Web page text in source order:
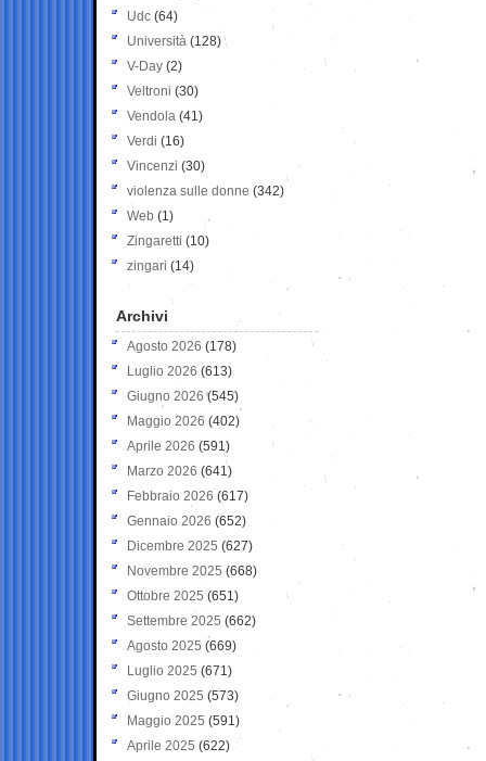
Udc (64)
Università (128)
V-Day (2)
Veltroni (30)
Vendola (41)
Verdi (16)
Vincenzi (30)
violenza sulle donne (342)
Web (1)
Zingaretti (10)
zingari (14)
Archivi
Agosto 2026 (178)
Luglio 2026 (613)
Giugno 2026 (545)
Maggio 2026 (402)
Aprile 2026 (591)
Marzo 2026 (641)
Febbraio 2026 (617)
Gennaio 2026 (652)
Dicembre 2025 (627)
Novembre 2025 (668)
Ottobre 2025 (651)
Settembre 2025 (662)
Agosto 2025 (669)
Luglio 2025 (671)
Giugno 2025 (573)
Maggio 2025 (591)
Aprile 2025 (622)